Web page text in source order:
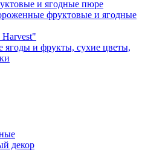
и ягодные пюре
фруктовые и ягодные
и фрукты, сухие цветы,
декор